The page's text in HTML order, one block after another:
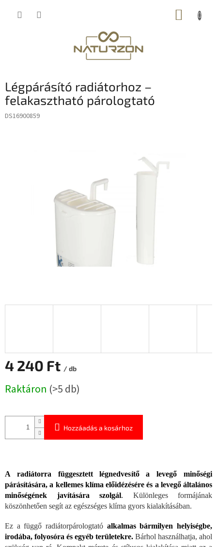
KOSÁR
Légpárásító radiátorhoz –
felakasztható párologtató
DS16900859
4 240 Ft / db
Raktáron (>5 db)
Hozzáadás a kosárhoz
A radiátorra függesztett légnedvesítő a levegő minőségi
párásítására, a kellemes klíma előidézésére és a levegő általános
minőségének javítására szolgál. Különleges formájának
köszönhetően segít az egészséges klíma gyors kialakításában.
Ez a függő radiátorpárologtató alkalmas bármilyen helyiségbe,
irodába, folyosóra és egyéb területekre. Bárhol használhatja, ahol